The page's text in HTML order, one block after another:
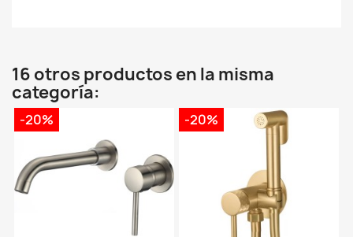
16 otros productos en la misma
categoría:
-20% -20%